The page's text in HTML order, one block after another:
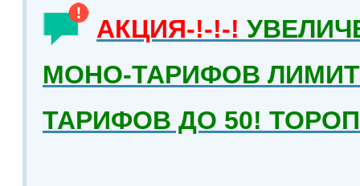
АКЦИЯ-!-!-!
МОНО-ТАРИФОВ
ТАРИФОВ ДО 50!